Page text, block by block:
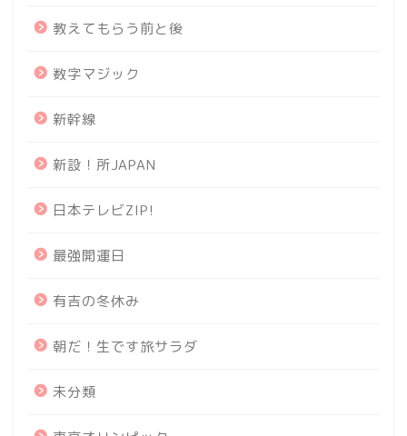
教えてもらう前と後
数字マジック
新幹線
新設！所JAPAN
日本テレビZIP!
最強開運日
有吉の冬休み
朝だ！生です旅サラダ
未分類